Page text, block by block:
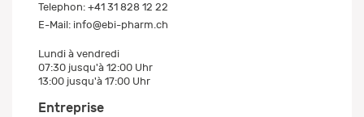
Telephon: +41 31 828 12 22
E-Mail: info@ebi-pharm.ch
Lundi à vendredi
07:30 jusqu'à 12:00 Uhr
13:00 jusqu'à 17:00 Uhr
Entreprise